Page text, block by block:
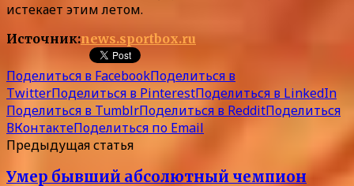
истекает этим летом.
Источник:news.sportbox.ru
Поделиться в FacebookПоделиться в
TwitterПоделиться в PinterestПоделиться в LinkedIn
Поделиться в TumblrПоделиться в RedditПоделиться
ВКонтактеПоделиться по Email
Предыдущая статья
Умер бывший абсолютный чемпион